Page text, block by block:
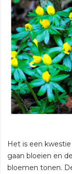
Het is een
gaan bloeien en
bloemen tonen.